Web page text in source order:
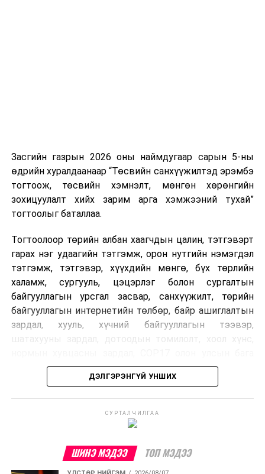
Шинэ хууль Францын зах зээлд үйлчилдэг гадаадын
дуудлагын төвүүдэд нөлөөлөхөөр байна. Тухайлбал,
Мароккогийн дуудлагын төвүүдийн орлогын 80 гаруй
хувь Францын зах зээлээс бүрддэг бөгөөд тус улсын
40–50 мянган ажлын байр эрсдэлд орж болзошгүйг
Засгийн газрын 2026 оны наймдугаар сарын 5-ны
өдрийн хуралдаанаар “Төсвийн санхүүжилтэд эрэмбэ
тогтоож, төсвийн хэмнэлт, мөнгөн хөрөнгийн
зохицуулалт хийх зарим арга хэмжээний тухай”
тогтоолыг баталлаа.
Тогтоолоор төрийн албан хаагчдын цалин, тэтгэвэрт
гарах нэг удаагийн тэтгэмж, орон нутгийн нэмэгдэл
тэтгэмж, тэтгэвэр, хүүхдийн мөнгө, бүх төрлийн
халамж, сургууль, цэцэрлэг болон сургалтын
байгууллагын урсгал засвар, санхүүжилт, төрийн
байгууллагын интернетийн төлбөр, байр ашиглалтын
зардал, хууль, хүчний байгууллагын тээвэр,
хурлын зардал, Засгийн газрын өр, орон нутгийн нөөц
хөрөнгийн санхүүжилтийг хэвийн үргэлжлүүлэхээр
шийдвэрлэжээ.
Харин дараах зардлыг хязгаарлахаар болсон байна.
ДЭЛГЭРЭНГҮЙ УНШИХ
СУРТАЛЧИЛГАА
ШИНЭ МЭДЭЭ ТОП МЭДЭЭ